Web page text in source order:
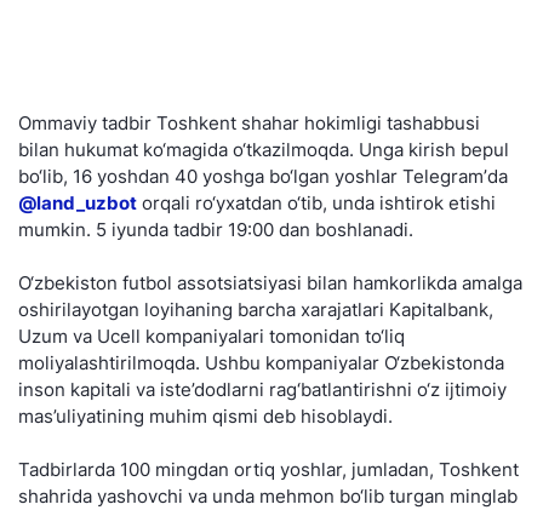
Ommaviy tadbir Toshkent shahar hokimligi tashabbusi
bilan hukumat ko‘magida o‘tkazilmoqda. Unga kirish bepul
bo‘lib, 16 yoshdan 40 yoshga bo‘lgan yoshlar Telegramʼda
@land_uzbot orqali ro‘yxatdan o‘tib, unda ishtirok etishi
mumkin. 5 iyunda tadbir 19:00 dan boshlanadi.
O‘zbekiston futbol assotsiatsiyasi bilan hamkorlikda amalga
oshirilayotgan loyihaning barcha xarajatlari Kapitalbank,
Uzum va Ucell kompaniyalari tomonidan to‘liq
moliyalashtirilmoqda. Ushbu kompaniyalar O‘zbekistonda
inson kapitali va iste’dodlarni rag‘batlantirishni o‘z ijtimoiy
mas’uliyatining muhim qismi deb hisoblaydi.
Tadbirlarda 100 mingdan ortiq yoshlar, jumladan, Toshkent
shahrida yashovchi va unda mehmon bo‘lib turgan minglab